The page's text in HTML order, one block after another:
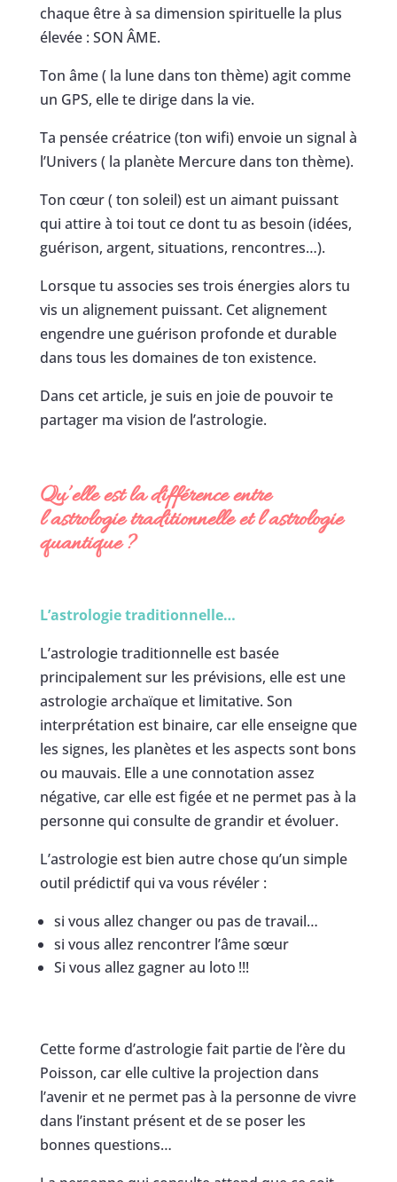
chaque être à sa dimension spirituelle la plus
élevée : SON ÂME.
Ton âme ( la lune dans ton thème) agit comme
un GPS, elle te dirige dans la vie.
Ta pensée créatrice (ton wifi) envoie un signal à
l’Univers ( la planète Mercure dans ton thème).
Ton cœur ( ton soleil) est un aimant puissant
qui attire à toi tout ce dont tu as besoin (idées,
guérison, argent, situations, rencontres…).
Lorsque tu associes ses trois énergies alors tu
vis un alignement puissant. Cet alignement
engendre une guérison profonde et durable
dans tous les domaines de ton existence.
Dans cet article, je suis en joie de pouvoir te
partager ma vision de l’astrologie.
Qu’elle est la différence entre
l’astrologie traditionnelle et l’astrologie
quantique ?
L’astrologie traditionnelle…
L’astrologie traditionnelle est basée
principalement sur les prévisions, elle est une
astrologie archaïque et limitative. Son
interprétation est binaire, car elle enseigne que
les signes, les planètes et les aspects sont bons
ou mauvais. Elle a une connotation assez
négative, car elle est figée et ne permet pas à la
personne qui consulte de grandir et évoluer.
L’astrologie est bien autre chose qu’un simple
outil prédictif qui va vous révéler :
si vous allez changer ou pas de travail…
si vous allez rencontrer l’âme sœur
Si vous allez gagner au loto !!!
Cette forme d’astrologie fait partie de l’ère du
Poisson, car elle cultive la projection dans
l’avenir et ne permet pas à la personne de vivre
dans l’instant présent et de se poser les
bonnes questions…